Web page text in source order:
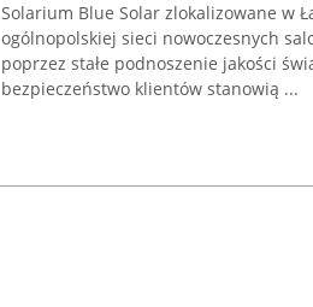
Solarium Blue Solar zlokalizowane w
ogólnopolskiej sieci nowoczesnych
poprzez stałe podnoszenie jakości
bezpieczeństwo klientów stanowią ...